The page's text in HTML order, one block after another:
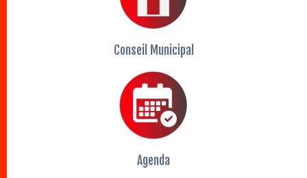
Conseil Municipal
Agenda